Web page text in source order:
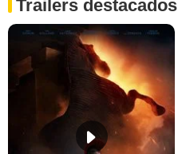
Trailers destacados